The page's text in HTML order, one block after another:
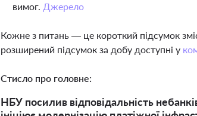
вимог. Джерело
Кожне з питань — це короткий підсумок
розширений підсумок за добу доступні у
Стисло про головне:
НБУ посилив відповідальність